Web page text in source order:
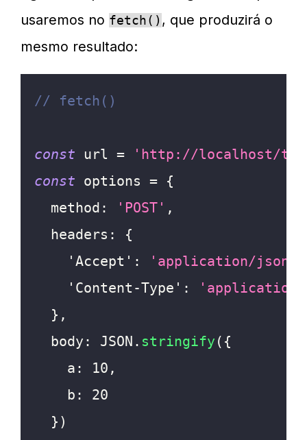
usaremos no fetch() , que produzirá o
mesmo resultado:
// fetch()
const url =
'http://localhost/
const options =
{
method : 'POST' ,
headers :
{
'Accept' : 'application/json'
'Content-Type' :
'application/
} ,
body : JSON . stringify ( {
a : 10 ,
b :
20
} )